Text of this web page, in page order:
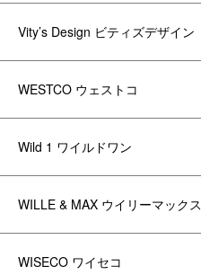
Vity’s Design ビティズデザイン
WESTCO ウェストコ
Wild 1 ワイルドワン
WILLE & MAX ウイリーマックス
WISECO ワイセコ